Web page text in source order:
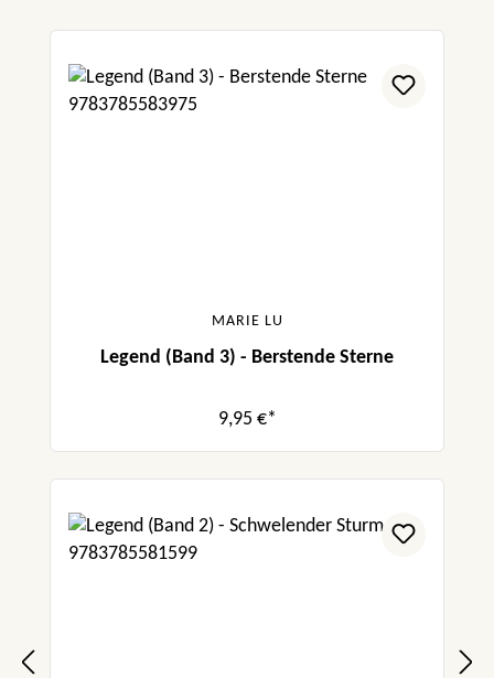
MARIE LU
Legend (Band 3) - Berstende Sterne
9,95 €*